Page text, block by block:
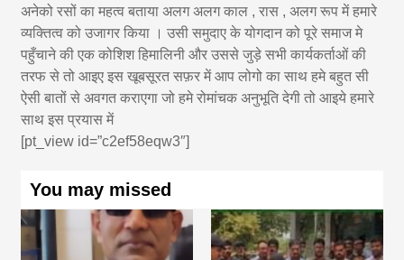
अनेको रसों का महत्व बताया अलग अलग काल , रास , अलग रूप में हमारे
व्यक्तित्व को उजागर किया । उसी समुदाए के योगदान को पूरे समाज मे
पहुँचाने की एक कोशिश हिमालिनी और उससे जुड़े सभी कार्यकर्ताओं की
तरफ से तो आइए इस खूबसूरत सफ़र में आप लोगो का साथ हमे बहुत सी
ऐसी बातों से अवगत कराएगा जो हमे रोमांचक अनुभूति देगी तो आइये हमारे
साथ इस प्रयास में
[pt_view id=”c2ef58eqw3″]
You may missed